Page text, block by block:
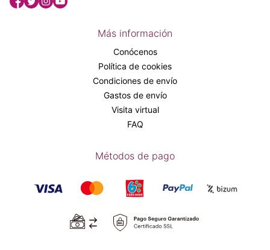
Más información
Conócenos
Política de cookies
Condiciones de envío
Gastos de envío
Visita virtual
FAQ
Métodos de pago